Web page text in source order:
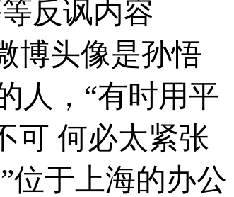
等等反讽内容
博头像是孙悟
，“有时用平
可 何必太紧张
于上海的办公